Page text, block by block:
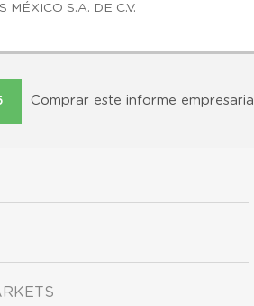
MÉXICO S.A. DE C.V.
Comprar este informe empresarial